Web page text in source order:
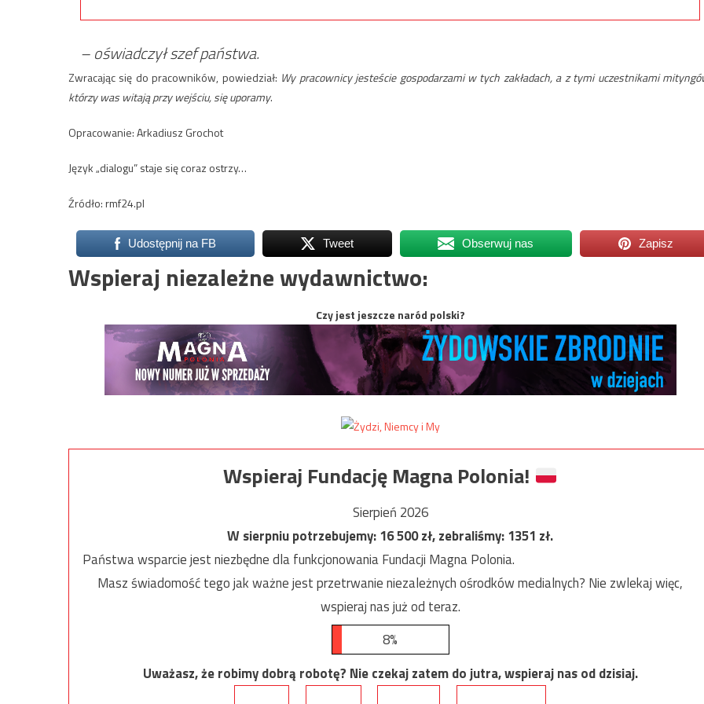
– oświadczył szef państwa.
Zwracając się do pracowników, powiedział: Wy pracownicy jesteście gospodarzami w tych zakładach, a z tymi uczestnikami
którzy was witają przy wejściu, się uporamy.
Opracowanie: Arkadiusz Grochot
Język „dialogu” staje się coraz ostrzy…
Źródło: rmf24.pl
Udostępnij na FB Tweet Obserwuj nas Zapisz
Wspieraj niezależne wydawnictwo:
Czy jest jeszcze naród polski?
Wspieraj Fundację Magna Polonia!
Sierpień 2026
W sierpniu potrzebujemy:16 500zł, zebraliśmy:1351 zł.
Państwa wsparcie jest niezbędne dla funkcjonowania Fundacji Magna Polonia.
Masz świadomość tego jak ważne jest przetrwanie niezależnych ośrodków medialnych? Nie zwlekaj więc,
wspieraj nas już od teraz.
8%
Uważasz, że robimy dobrą robotę? Nie czekaj zatem do jutra, wspieraj nas od dzisiaj.